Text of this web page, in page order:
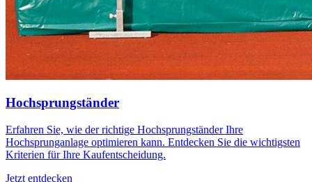
Hochsprungständer
Erfahren Sie, wie der richtige Hochsprungständer Ihre
Hochsprunganlage optimieren kann. Entdecken Sie die wichtigsten
Kriterien für Ihre Kaufentscheidung.
Jetzt entdecken